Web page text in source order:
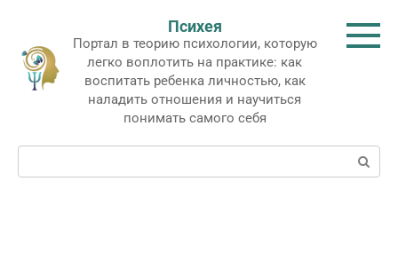
контенту
Психея
Портал в теорию психологии, которую
легко воплотить на практике: как
воспитать ребенка личностью, как
наладить отношения и научиться
понимать самого себя
Поиск: